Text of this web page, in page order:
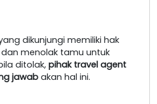
dikunjungi memiliki hak
menolak tamu untuk
ditolak, pihak travel agent
jawab akan hal ini.